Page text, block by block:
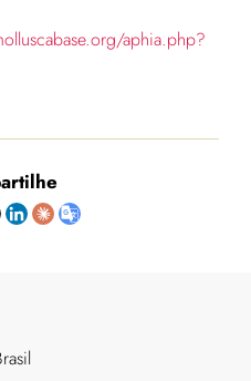
aphia.php?